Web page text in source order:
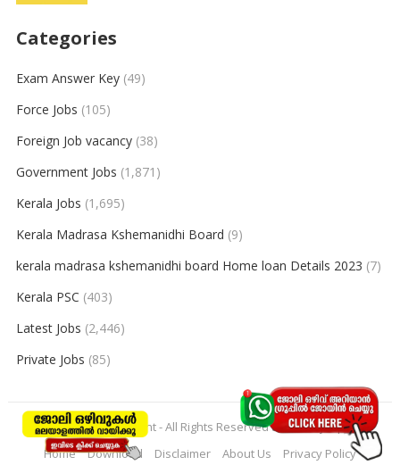
Categories
Exam Answer Key(49)
Force Jobs (105)
Foreign Job vacancy(38)
Government Jobs (1,871)
Kerala Jobs (1,695)
Kerala Madrasa Kshemanidhi Board (9)
kerala madrasa kshemanidhi board Home loan Details 2023 (7)
Kerala PSC (403)
Latest Jobs (2,446)
Private Jobs (85)
© 2026keralajobpoint- All Rights Reserved toKeralajobpoint
Home
Download Disclaimer About Us Privacy Policy